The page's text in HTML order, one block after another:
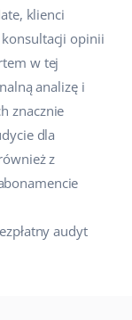
klienci
opinii
w tej
analizę i
znacznie
dla
z
audyt